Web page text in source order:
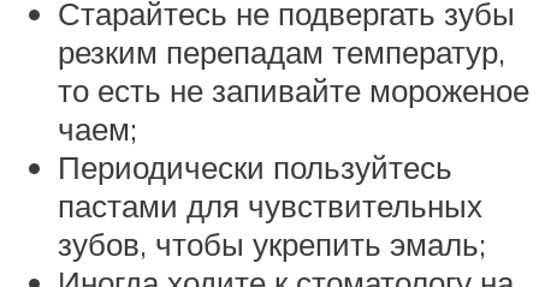
Старайтесь не подвергать зубы
резким перепадам температур,
то есть не запивайте мороженое
чаем;
Периодически пользуйтесь
пастами для чувствительных
зубов, чтобы укрепить эмаль;